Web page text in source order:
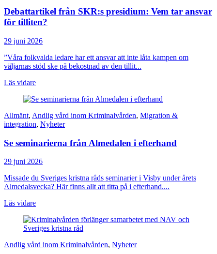
Debattartikel från SKR:s presidium: Vem tar ansvar
för tilliten?
29 juni 2026
”Våra folkvalda ledare har ett ansvar att inte låta kampen om
väljarnas stöd ske på bekostnad av den tillit...
Läs vidare
Allmänt, Andlig vård inom Kriminalvården, Migration &
integration, Nyheter
Se seminarierna från Almedalen i efterhand
29 juni 2026
Missade du Sveriges kristna råds seminarier i Visby under årets
Almedalsvecka? Här finns allt att titta på i efterhand....
Läs vidare
Andlig vård inom Kriminalvården, Nyheter